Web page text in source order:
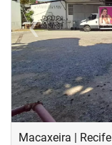
‹Previous
Macaxeira | Recife